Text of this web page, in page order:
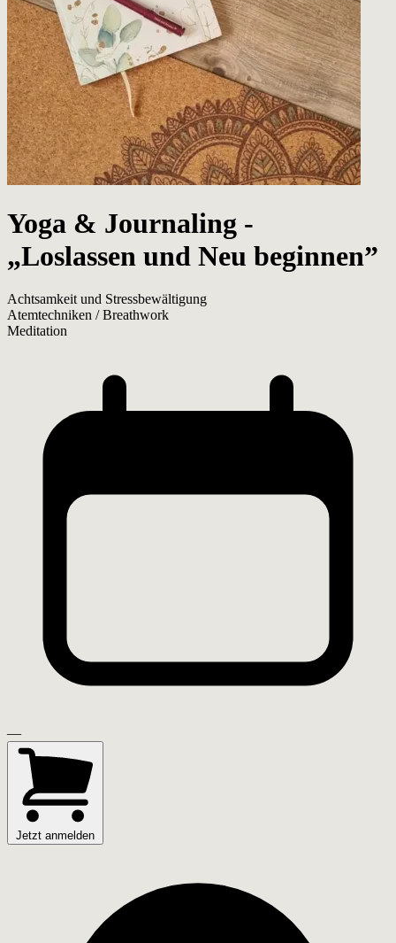
Yoga & Journaling -
„Loslassen und Neu beginnen”
Achtsamkeit und Stressbewältigung
Atemtechniken / Breathwork
Meditation
—
Jetzt anmelden